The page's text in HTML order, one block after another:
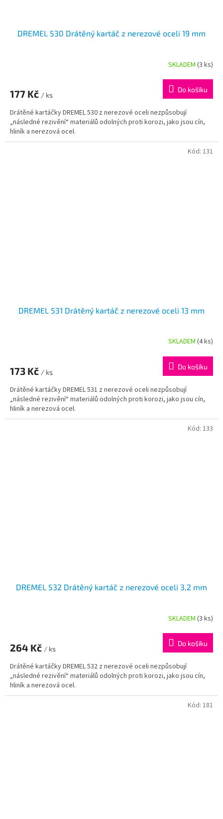
DREMEL 530 Drátěný kartáč z nerezové oceli 19 mm
SKLADEM (3 ks)
177 Kč / ks
Do košíku
Drátěné kartáčky DREMEL 530 z nerezové oceli nezpůsobují
„následné rezivění“ materiálů odolných proti korozi, jako jsou cín,
hliník a nerezová ocel.
DREMEL 531 Drátěný kartáč z nerezové oceli 13 mm
SKLADEM (4 ks)
173 Kč / ks
Do košíku
Drátěné kartáčky DREMEL 531 z nerezové oceli nezpůsobují
„následné rezivění“ materiálů odolných proti korozi, jako jsou cín,
hliník a nerezová ocel.
Kód: 131
DREMEL 532 Drátěný kartáč z nerezové oceli 3,2 mm
SKLADEM (3 ks)
264 Kč / ks
Do košíku
Drátěné kartáčky DREMEL 532 z nerezové oceli nezpůsobují
„následné rezivění“ materiálů odolných proti korozi, jako jsou cín,
hliník a nerezová ocel.
Kód: 133
Kód: 181